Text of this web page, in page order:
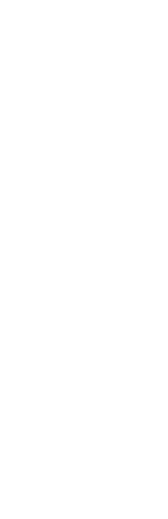
preklopne